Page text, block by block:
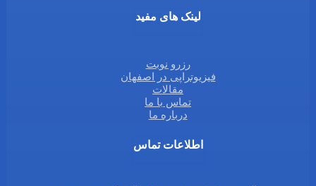
لینک های مفید
رزرو نوبت
فیزیوتراپی در اصفهان
مقالات
تماس با ما
درباره ما
اطلاعات تماس